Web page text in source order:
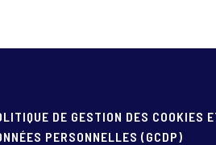
DE GESTION DES COOKIES
PERSONNELLES (GCDP)